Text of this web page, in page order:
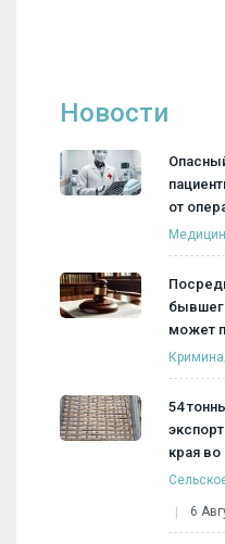
Новости
от
может
54
края
6